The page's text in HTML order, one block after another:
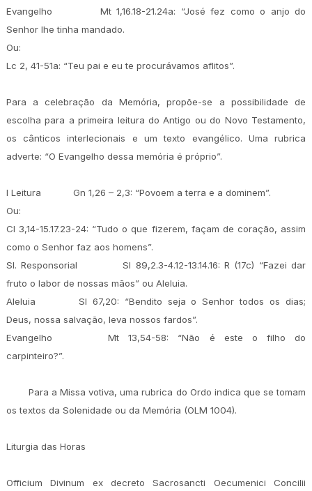
Evangelho
Mt 1,16.18-21.24a: “José fez como o anjo do
Senhor lhe tinha mandado.
Ou:
Lc 2, 41-51a: “Teu pai e eu te procurávamos aflitos”.
Para a celebração da Memória, propõe-se a possibilidade de
escolha para a primeira leitura do Antigo ou do Novo Testamento,
os cânticos interlecionais e um texto evangélico. Uma rubrica
adverte: “O Evangelho dessa memória é próprio”.
I Leitura
Gn 1,26 – 2,3: “Povoem a terra e a dominem”.
Ou:
Cl 3,14-15.17.23-24: “Tudo o que fizerem, façam de coração, assim
como o Senhor faz aos homens”.
Sl. Responsorial
Sl 89,2.3-4.12-13.14.16: R (17c) “Fazei dar
fruto o labor de nossas mãos” ou Aleluia.
Aleluia
Sl 67,20: “Bendito seja o Senhor todos os dias;
Deus, nossa salvação, leva nossos fardos”.
Evangelho
Mt 13,54-58: “Não é este o filho do
carpinteiro?”.
Para a Missa votiva, uma rubrica do Ordo indica que se tomam
os textos da Solenidade ou da Memória (OLM 1004).
Liturgia das Horas
Officium Divinum ex decreto Sacrosancti Oecumenici Concilii